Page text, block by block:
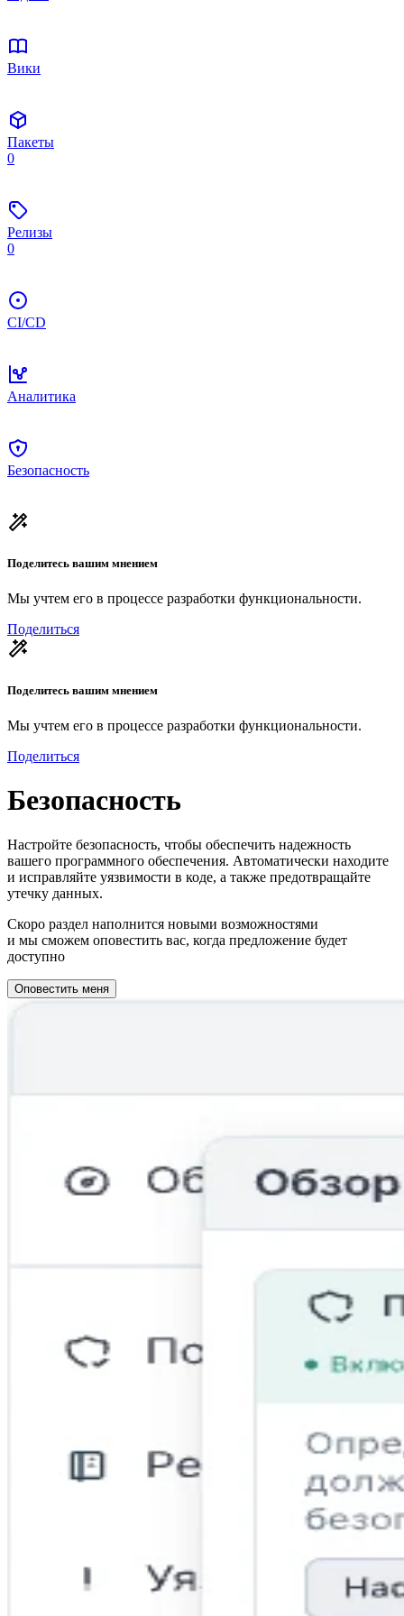
Вики
Пакеты
0
Релизы
0
CI/CD
Аналитика
Безопасность
Поделитесь вашим мнением
Мы учтем его в процессе разработки функциональности.
Поделиться
Поделитесь вашим мнением
Мы учтем его в процессе разработки функциональности.
Поделиться
Безопасность
Настройте безопасность, чтобы обеспечить надежность
вашего программного обеспечения. Автоматически находите
и исправляйте уязвимости в коде, а также предотвращайте
утечку данных.
Скоро раздел наполнится новыми возможностями
и мы сможем оповестить вас, когда предложение будет
доступно
Оповестить меня